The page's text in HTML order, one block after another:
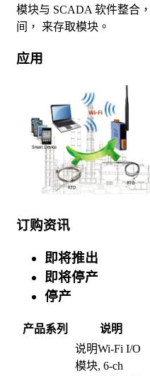
模块与 SCADA 软件整合
间， 来存取模块。
应用
订购资讯
即将推出
即将停产
停产
产品系列 说明
说明Wi-Fi I/O
模块, 6-ch